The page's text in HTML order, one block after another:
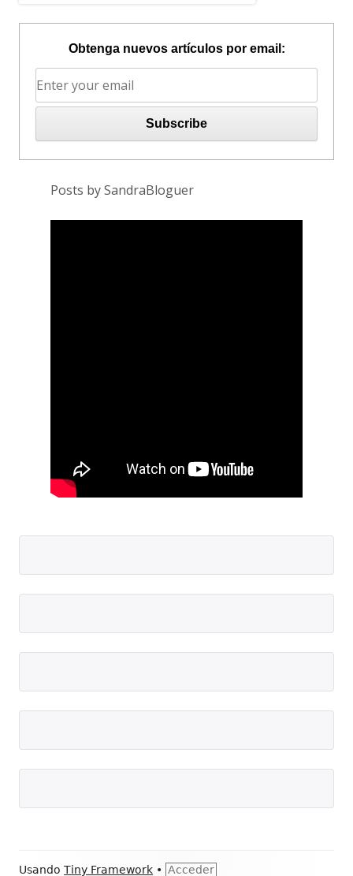
Obtenga nuevos artículos por email:
Posts by SandraBloguer
Contenido
Usando Tiny Framework • Acceder